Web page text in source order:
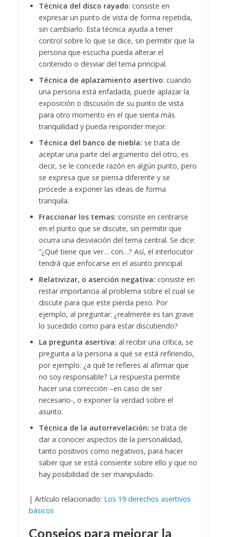
Técnica del disco rayado: consiste en
expresar un punto de vista de forma repetida,
sin cambiarlo. Esta técnica ayuda a tener
control sobre lo que se dice, sin permitir que la
persona que escucha pueda alterar el
contenido o desviar del tema principal.
Técnica de aplazamiento asertivo: cuando
una persona está enfadada, puede aplazar la
exposición o discusión de su punto de vista
para otro momento en el que sienta más
tranquilidad y pueda responder mejor.
Técnica del banco de niebla: se trata de
aceptar una parte del argumento del otro, es
decir, se le concede razón en algún punto, pero
se expresa que se piensa diferente y se
procede a exponer las ideas de forma
tranquila.
Fraccionar los temas: consiste en centrarse
en el punto que se discute, sin permitir que
ocurra una desviación del tema central. Se dice:
“¿Qué tiene que ver… con…? Así, el interlocutor
tendrá que enfocarse en el asunto principal.
Relativizar, o aserción negativa: consiste en
restar importancia al problema sobre el cual se
discute para que este pierda peso. Por
ejemplo, al preguntar: ¿realmente es tan grave
lo sucedido como para estar discutiendo?
La pregunta asertiva: al recibir una crítica, se
pregunta a la persona a qué se está refiriendo,
por ejemplo: ¿a qué te refieres al afirmar que
no soy responsable? La respuesta permite
hacer una corrección –en caso de ser
necesario-, o exponer la verdad sobre el
asunto.
Técnica de la autorrevelación: se trata de
dar a conocer aspectos de la personalidad,
tanto positivos como negativos, para hacer
saber que se está consiente sobre ello y que no
hay posibilidad de ser manipulado.
| Artículo relacionado: Los 19 derechos asertivos
básicos
Consejos para mejorar la